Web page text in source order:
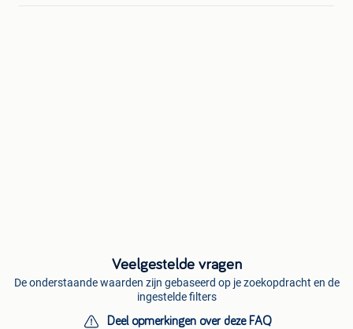
Veelgestelde vragen
De onderstaande waarden zijn gebaseerd op je zoekopdracht en de
ingestelde filters
Deel opmerkingen over deze FAQ